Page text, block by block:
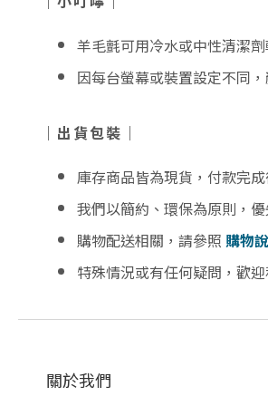
羊毛氈可用冷水或中性清潔
因每台螢幕或裝置設定不同
｜出貨包裝｜
庫存商品皆為現貨，付款完
我們以簡約、環保為原則，
購物配送相關，請參照 購物
特殊情況或有任何疑問，歡
關於我們